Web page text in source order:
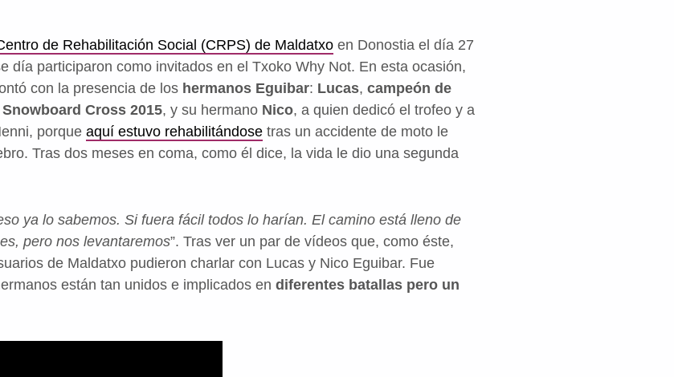
de Rehabilitación Social (CRPS) de Maldatxo en Donostia el día 27
día participaron como invitados en el Txoko Why Not. En esta ocasión,
con la presencia de los hermanos Eguibar: Lucas, campeón de
Cross 2015, y su hermano Nico, a quien dedicó el trofeo y a
porque aquí estuvo rehabilitándose tras un accidente de moto le
Tras dos meses en coma, como él dice, la vida le dio una segunda
ya lo sabemos. Si fuera fácil todos lo harían. El camino está lleno de
pero nos levantaremos”. Tras ver un par de vídeos que, como éste,
de Maldatxo pudieron charlar con Lucas y Nico Eguibar. Fue
están tan unidos e implicados en diferentes batallas pero un